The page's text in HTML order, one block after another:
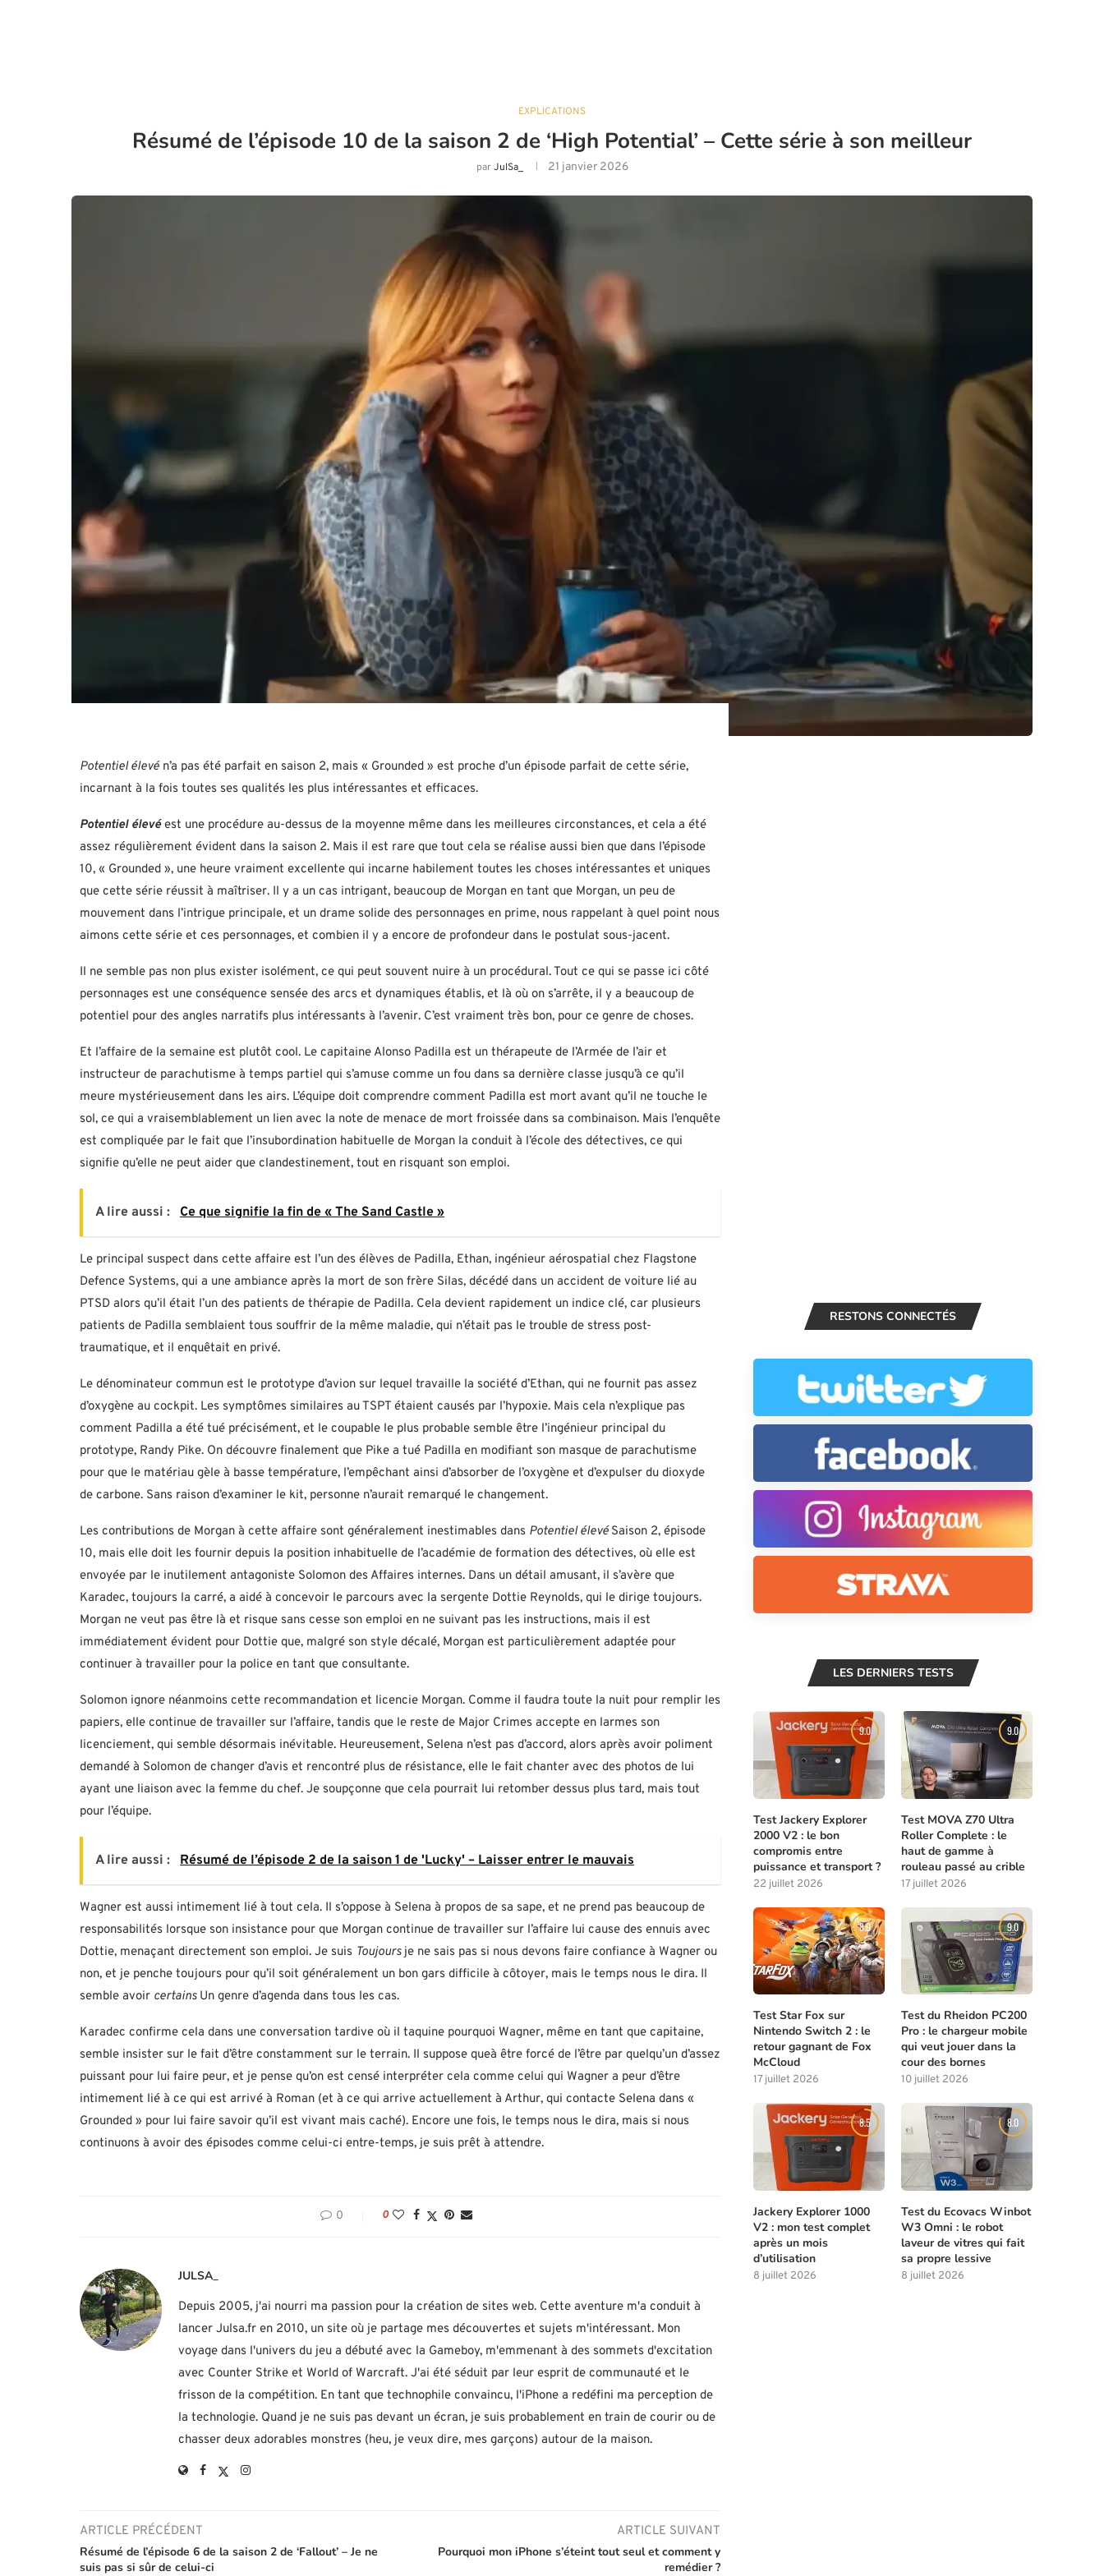
EXPLICATIONS
Résumé de l’épisode 10 de la saison 2 de ‘High Potential’ – Cette série à son meilleur
parJulSa_ 21 janvier 2026
Potentiel élevé n’a pas été parfait en saison 2, mais « Grounded » est proche d’un épisode parfait de cette série,
incarnant à la fois toutes ses qualités les plus intéressantes et efficaces.
Potentiel élevéest une procédure au-dessus de la moyenne même dans les meilleures circonstances, et cela a été
assez régulièrement évident dans la saison 2. Mais il est rare que tout cela se réalise aussi bien que dans l’épisode
10, « Grounded », une heure vraiment excellente qui incarne habilement toutes les choses intéressantes et uniques
que cette série réussit à maîtriser. Il y a un cas intrigant, beaucoup de Morgan en tant que Morgan, un peu de
mouvement dans l’intrigue principale, et un drame solide des personnages en prime, nous rappelant à quel point nous
aimons cette série et ces personnages, et combien il y a encore de profondeur dans le postulat sous-jacent.
Il ne semble pas non plus exister isolément, ce qui peut souvent nuire à un procédural. Tout ce qui se passe ici côté
personnages est une conséquence sensée des arcs et dynamiques établis, et là où on s’arrête, il y a beaucoup de
potentiel pour des angles narratifs plus intéressants à l’avenir. C’est vraiment très bon, pour ce genre de choses.
Et l’affaire de la semaine est plutôt cool. Le capitaine Alonso Padilla est un thérapeute de l’Armée de l’air et
instructeur de parachutisme à temps partiel qui s’amuse comme un fou dans sa dernière classe jusqu’à ce qu’il
meure mystérieusement dans les airs. L’équipe doit comprendre comment Padilla est mort avant qu’il ne touche le
sol, ce qui a vraisemblablement un lien avec la note de menace de mort froissée dans sa combinaison. Mais l’enquête
est compliquée par le fait que l’insubordination habituelle de Morgan la conduit à l’école des détectives, ce qui
signifie qu’elle ne peut aider que clandestinement, tout en risquant son emploi.
A lire aussi : Ce que signifie la fin de « The Sand Castle »
Le principal suspect dans cette affaire est l’un des élèves de Padilla, Ethan, ingénieur aérospatial chez Flagstone
Defence Systems, qui a une ambiance après la mort de son frère Silas, décédé dans un accident de voiture lié au
PTSD alors qu’il était l’un des patients de thérapie de Padilla. Cela devient rapidement un indice clé, car plusieurs
patients de Padilla semblaient tous souffrir de la même maladie, qui n’était pas le trouble de stress post-
traumatique, et il enquêtait en privé.
Le dénominateur commun est le prototype d’avion sur lequel travaille la société d’Ethan, qui ne fournit pas assez
d’oxygène au cockpit. Les symptômes similaires au TSPT étaient causés par l’hypoxie. Mais cela n’explique pas
comment Padilla a été tué précisément, et le coupable le plus probable semble être l’ingénieur principal du
prototype, Randy Pike. On découvre finalement que Pike a tué Padilla en modifiant son masque de parachutisme
pour que le matériau gèle à basse température, l’empêchant ainsi d’absorber de l’oxygène et d’expulser du dioxyde
de carbone. Sans raison d’examiner le kit, personne n’aurait remarqué le changement.
Les contributions de Morgan à cette affaire sont généralement inestimables dans Potentiel élevé Saison 2, épisode
10, mais elle doit les fournir depuis la position inhabituelle de l’académie de formation des détectives, où elle est
envoyée par le inutilement antagoniste Solomon des Affaires internes. Dans un détail amusant, il s’avère que
Karadec, toujours la carré, a aidé à concevoir le parcours avec la sergente Dottie Reynolds, qui le dirige toujours.
Morgan ne veut pas être là et risque sans cesse son emploi en ne suivant pas les instructions, mais il est
immédiatement évident pour Dottie que, malgré son style décalé, Morgan est particulièrement adaptée pour
continuer à travailler pour la police en tant que consultante.
Solomon ignore néanmoins cette recommandation et licencie Morgan. Comme il faudra toute la nuit pour remplir les
papiers, elle continue de travailler sur l’affaire, tandis que le reste de Major Crimes accepte en larmes son
licenciement, qui semble désormais inévitable. Heureusement, Selena n’est pas d’accord, alors après avoir poliment
demandé à Solomon de changer d’avis et rencontré plus de résistance, elle le fait chanter avec des photos de lui
ayant une liaison avec la femme du chef. Je soupçonne que cela pourrait lui retomber dessus plus tard, mais tout
pour l’équipe.
A lire aussi : Résumé de l’épisode 2 de la saison 1 de 'Lucky' – Laisser entrer le mauvais
Wagner est aussi intimement lié à tout cela. Il s’oppose à Selena à propos de sa sape, et ne prend pas beaucoup de
responsabilités lorsque son insistance pour que Morgan continue de travailler sur l’affaire lui cause des ennuis avec
Dottie, menaçant directement son emploi. Je suis Toujoursje ne sais pas si nous devons faire confiance à Wagner ou
non, et je penche toujours pour qu’il soit généralement un bon gars difficile à côtoyer, mais le temps nous le dira. Il
semble avoir certains Un genre d’agenda dans tous les cas.
Karadec confirme cela dans une conversation tardive où il taquine pourquoi Wagner, même en tant que capitaine,
semble insister sur le fait d’être constamment sur le terrain. Il suppose queà être forcé de l’être par quelqu’un d’assez
puissant pour lui faire peur, et je pense qu’on est censé interpréter cela comme celui qui Wagner a peur d’être
intimement lié à ce qui est arrivé à Roman (et à ce qui arrive actuellement à Arthur, qui contacte Selena dans «
Grounded » pour lui faire savoir qu’il est vivant mais caché). Encore une fois, le temps nous le dira, mais si nous
continuons à avoir des épisodes comme celui-ci entre-temps, je suis prêt à attendre.
0 0
JULSA_
Depuis 2005, j'ai nourri ma passion pour la création de sites web. Cette aventure m'a conduit à
lancer Julsa.fr en 2010, un site où je partage mes découvertes et sujets m'intéressant. Mon
voyage dans l'univers du jeu a débuté avec la Gameboy, m'emmenant à des sommets d'excitation
avec Counter Strike et World of Warcraft. J'ai été séduit par leur esprit de communauté et le
frisson de la compétition. En tant que technophile convaincu, l'iPhone a redéfini ma perception de
la technologie. Quand je ne suis pas devant un écran, je suis probablement en train de courir ou de
chasser deux adorables monstres (heu, je veux dire, mes garçons) autour de la maison.
ARTICLE PRÉCÉDENT
Résumé de l’épisode 6 de la saison 2 de ‘Fallout’ – Je ne
suis pas si sûr de celui-ci
ARTICLE SUIVANT
Pourquoi mon iPhone s’éteint tout seul et comment y
remédier ?
RESTONS CONNECTÉS
LES DERNIERS TESTS
9.0
Test Jackery Explorer
2000 V2 : le bon
compromis entre
puissance et transport ?
22 juillet 2026
9.0
Test MOVA Z70 Ultra
Roller Complete : le
haut de gamme à
rouleau passé au crible
17 juillet 2026
8.0
Test Star Fox sur
Nintendo Switch 2 : le
retour gagnant de Fox
McCloud
17 juillet 2026
9.0
Test du Rheidon PC200
Pro : le chargeur mobile
qui veut jouer dans la
cour des bornes
10 juillet 2026
8.5
Jackery Explorer 1000
V2 : mon test complet
après un mois
d’utilisation
8 juillet 2026
8.0
Test du Ecovacs Winbot
W3 Omni : le robot
laveur de vitres qui fait
sa propre lessive
8 juillet 2026